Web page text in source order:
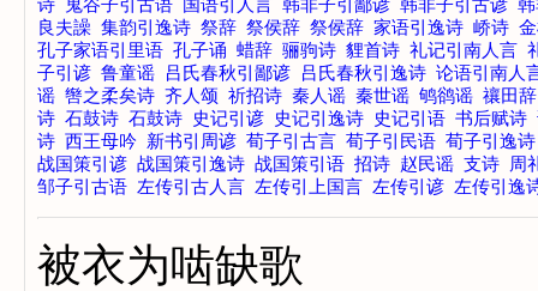
诗
鬼谷子引古语 国语引人言 韩非子引鄙谚 韩非子引古谚
良夫譟 集韵引逸诗 祭辞 祭侯辞 祭侯辞 家语引逸诗 峤诗
孔子家语引里语 孔子诵 蜡辞 骊驹诗 貍首诗 礼记引南人言
子引谚 鲁童谣 吕氏春秋引鄙谚 吕氏春秋引逸诗 论语引南人
谣 辔之柔矣诗 齐人颂 祈招诗 秦人谣 秦世谣 鸲鹆谣 禳田辞
诗 石鼓诗 石鼓诗 史记引谚 史记引逸诗 史记引语 书后赋诗
诗 西王母吟 新书引周谚 荀子引古言 荀子引民语 荀子引逸诗
战国策引谚 战国策引逸诗 战国策引语 招诗 赵民谣 支诗
周
邹子引古语 左传引古人言 左传引上国言 左传引谚 左传引逸
被衣为啮缺歌